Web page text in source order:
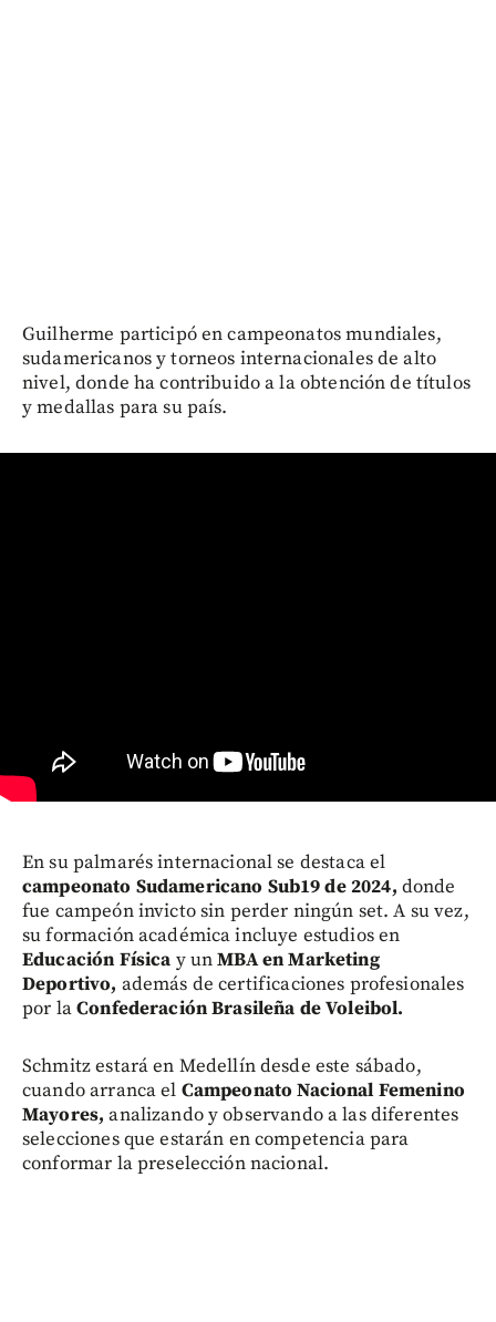
Guilherme participó en campeonatos mundiales,
sudamericanos y torneos internacionales de alto
nivel, donde ha contribuido a la obtención de títulos
y medallas para su país.
En su palmarés internacional se destaca el
campeonato Sudamericano Sub19 de 2024, donde
fue campeón invicto sin perder ningún set. A su vez,
su formación académica incluye estudios en
Educación Física y unMBA en Marketing
Deportivo, además de certificaciones profesionales
por laConfederación Brasileña de Voleibol.
Schmitz estará en Medellín desde este sábado,
cuando arranca el Campeonato Nacional Femenino
Mayores, analizando y observando a las diferentes
selecciones que estarán en competencia para
conformar la preselección nacional.